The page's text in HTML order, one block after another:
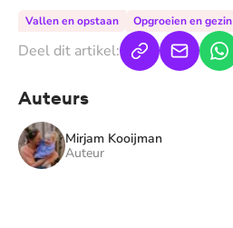
Vallen en opstaan Opgroeien en gezin
Deel dit artikel:
Auteurs
Mirjam Kooijman
Auteur